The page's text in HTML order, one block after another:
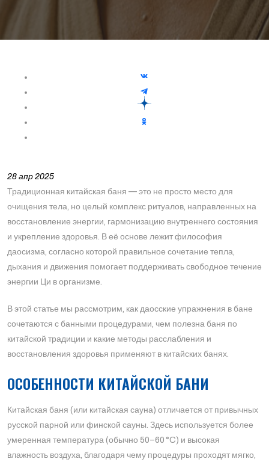
28 апр 2025
Традиционная китайская баня — это не просто место для
очищения тела, но целый комплекс ритуалов, направленных на
восстановление энергии, гармонизацию внутреннего состояния
и укрепление здоровья. В её основе лежит философия
даосизма, согласно которой правильное сочетание тепла,
дыхания и движения помогает поддерживать свободное течение
энергии Ци в организме.
В этой статье мы рассмотрим, как даосские упражнения в бане
сочетаются с банными процедурами, чем полезна баня по
китайской традиции и какие методы расслабления и
восстановления здоровья применяют в китайских банях.
ОСОБЕННОСТИ КИТАЙСКОЙ БАНИ
Китайская баня (или китайская сауна) отличается от привычных
русской парной или финской сауны. Здесь используется более
умеренная температура (обычно 50–60 °C) и высокая
влажность воздуха, благодаря чему процедуры проходят мягко,